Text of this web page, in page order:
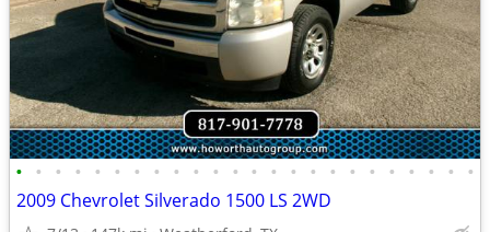
• • • • • • • • • • • • • • • • • • • • • • • •
2009 Chevrolet Silverado 1500 LS 2WD